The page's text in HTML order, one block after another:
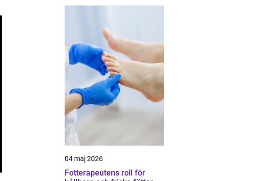
04 maj 2026
Fotterapeutens roll för